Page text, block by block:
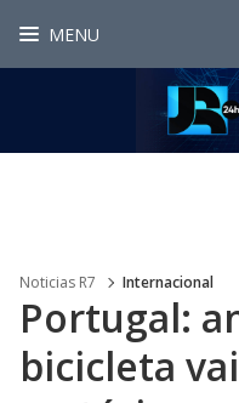
MENU
Noticias R7 Internacional
Portugal:
bicicleta